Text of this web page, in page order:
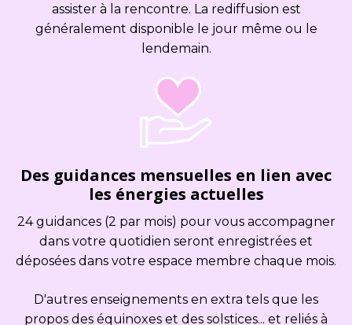
assister à la rencontre. La rediffusion est
généralement disponible le jour même ou le
lendemain.
Des guidances mensuelles en lien avec
les énergies actuelles
24 guidances (2 par mois) pour vous accompagner
dans votre quotidien seront enregistrées et
déposées dans votre espace membre chaque mois.
D'autres enseignements en extra tels que les
propos des équinoxes et des solstices... et reliés à